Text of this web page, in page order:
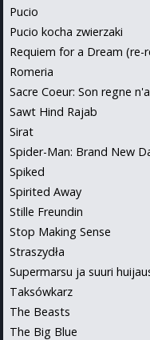
Pucio
Pucio kocha zwierzaki
Requiem for a Dream (re-
Romeria
Sacre Coeur: Son regne
Sawt Hind Rajab
Sirat
Spider-Man: Brand New
Spiked
Spirited Away
Stille Freundin
Stop Making Sense
Straszydła
Supermarsu ja suuri
Taksówkarz
The Beasts
The Big Blue